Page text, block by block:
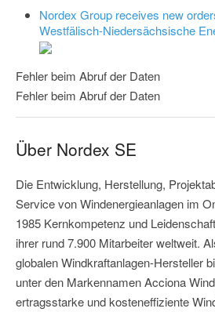
Nordex Group receives new
Westfälisch-Niedersächsische
Fehler beim Abruf der Daten
Fehler beim Abruf der Daten
Über Nordex SE
Die Entwicklung, Herstellung,
Service von Windenergieanlagen im
1985 Kernkompetenz und
ihrer rund 7.900 Mitarbeiter weltweit.
globalen Windkraftanlagen-Hersteller
unter den Markennamen Acciona
ertragsstarke und kosteneffiziente